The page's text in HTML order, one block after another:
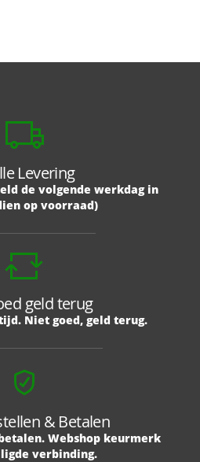
Levering
de volgende werkdag in
op voorraad)
geld terug
Niet goed, geld terug.
& Betalen
Webshop keurmerk
verbinding.